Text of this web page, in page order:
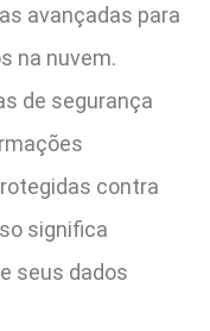
avançadas para
na nuvem.
de segurança
contra
significa
seus dados